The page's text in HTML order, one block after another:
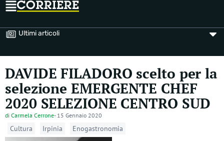
Ultimi articoli
DAVIDE FILADORO scelto per la
selezione EMERGENTE CHEF
2020 SELEZIONE CENTRO SUD
di Carmela Cerrone- 15 Gennaio 2020
Cultura Irpinia Enogastronomia